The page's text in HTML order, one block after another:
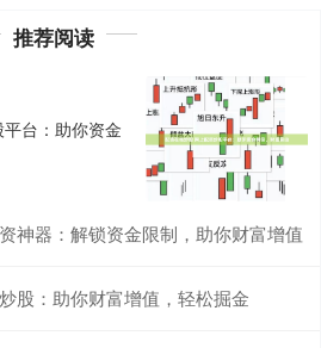
推荐阅读
台：助你资金
神器：解锁资金限制，助你财富增值
股：助你财富增值，轻松掘金